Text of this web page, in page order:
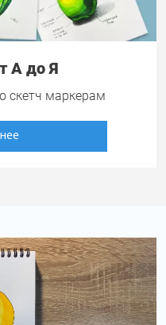
А до Я
скетч маркерам